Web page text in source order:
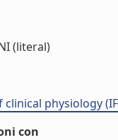
(literal)
physiology
con